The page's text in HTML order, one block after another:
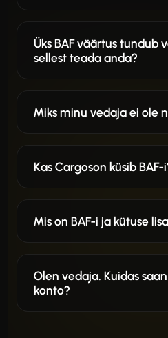
Üks BAF väärtus tundub
sellest teada anda?
Miks minu vedaja ei ole
Kas Cargoson küsib BAF-
Mis on BAF-i ja kütuse
Olen vedaja. Kuidas
konto?